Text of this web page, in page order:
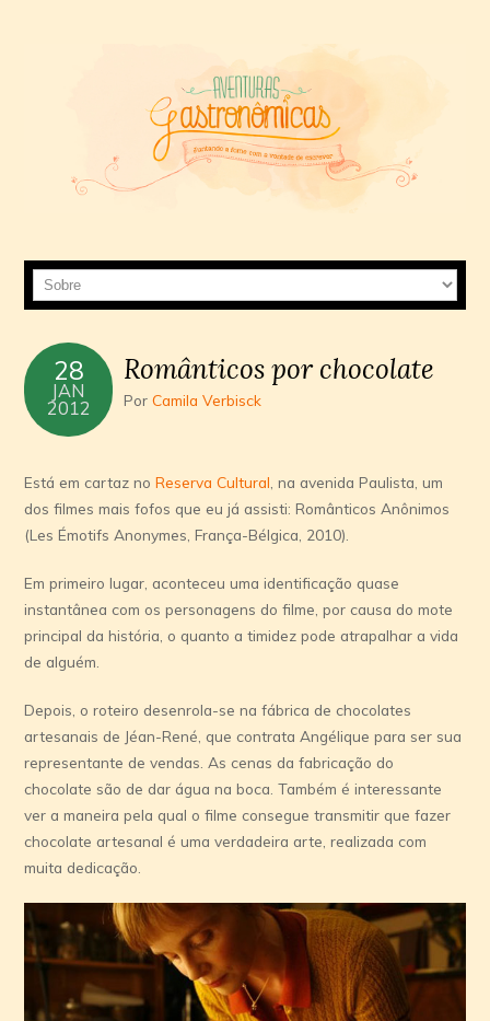
28
JAN
2012
Românticos por chocolate
PorCamila Verbisck
Está em cartaz noReserva Cultural , na avenida Paulista, um
dos filmes mais fofos que eu já assisti: Românticos Anônimos
(Les Émotifs Anonymes, França-Bélgica, 2010).
Em primeiro lugar, aconteceu uma identificação quase
instantânea com os personagens do filme, por causa do mote
principal da história, o quanto a timidez pode atrapalhar a vida
de alguém.
Depois, o roteiro desenrola-se na fábrica de chocolates
artesanais de Jéan-René, que contrata Angélique para ser sua
representante de vendas. As cenas da fabricação do
chocolate são de dar água na boca. Também é interessante
ver a maneira pela qual o filme consegue transmitir que fazer
chocolate artesanal é uma verdadeira arte, realizada com
muita dedicação.